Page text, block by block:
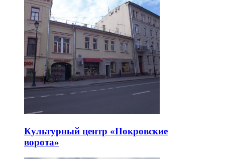
Культурный центр «Покровские
ворота»